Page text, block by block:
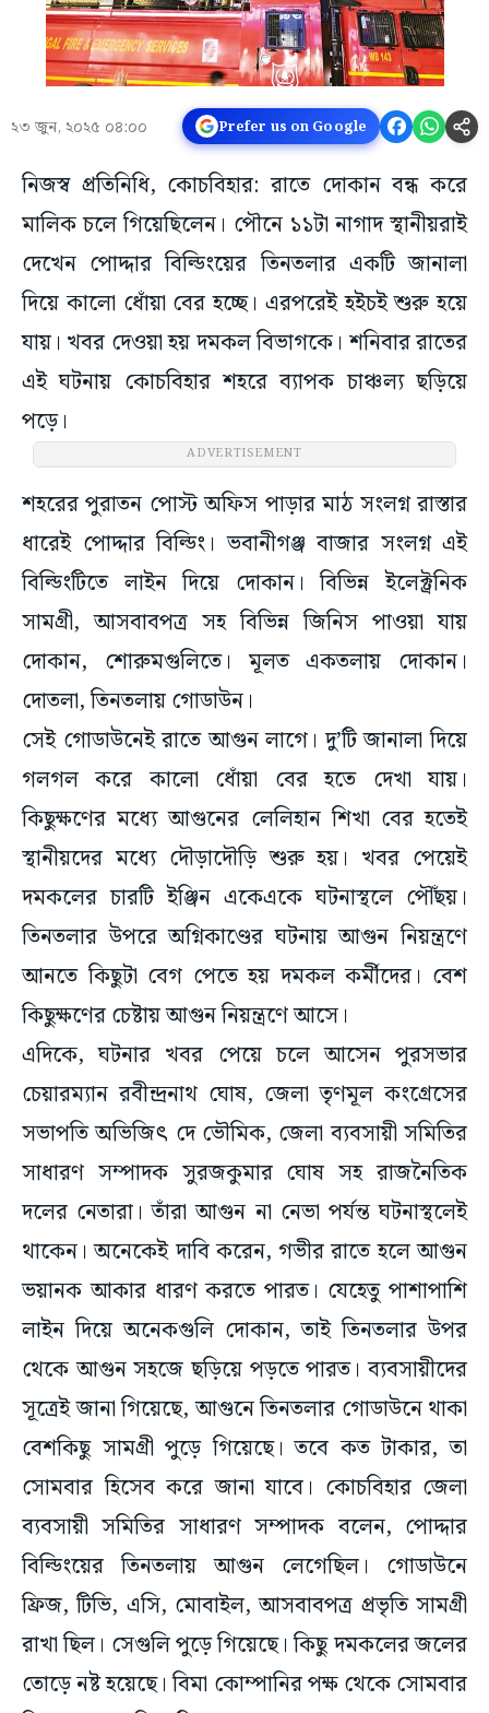
২৩ জুন, ২০২৫ ০৪:০০ Prefer us on Google
নিজস্ব প্রতিনিধি, কোচবিহার: রাতে দোকান বন্ধ করে
মালিক চলে গিয়েছিলেন। পৌনে ১১টা নাগাদ স্থানীয়রাই
দেখেন পোদ্দার বিল্ডিংয়ের তিনতলার একটি জানালা
দিয়ে কালো ধোঁয়া বের হচ্ছে। এরপরেই হইচই শুরু হয়ে
যায়। খবর দেওয়া হয় দমকল বিভাগকে। শনিবার রাতের
এই ঘটনায় কোচবিহার শহরে ব্যাপক চাঞ্চল্য ছড়িয়ে
পড়ে।
ADVERTISEMENT
শহরের পুরাতন পোস্ট অফিস পাড়ার মাঠ সংলগ্ন রাস্তার
ধারেই পোদ্দার বিল্ডিং। ভবানীগঞ্জ বাজার সংলগ্ন এই
বিল্ডিংটিতে লাইন দিয়ে দোকান। বিভিন্ন ইলেক্ট্রনিক
সামগ্রী, আসবাবপত্র সহ বিভিন্ন জিনিস পাওয়া যায়
দোকান, শোরুমগুলিতে। মূলত একতলায় দোকান।
দোতলা, তিনতলায় গোডাউন।
সেই গোডাউনেই রাতে আগুন লাগে। দু’টি জানালা দিয়ে
গলগল করে কালো ধোঁয়া বের হতে দেখা যায়।
কিছুক্ষণের মধ্যে আগুনের লেলিহান শিখা বের হতেই
স্থানীয়দের মধ্যে দৌড়াদৌড়ি শুরু হয়। খবর পেয়েই
দমকলের চারটি ইঞ্জিন একেএকে ঘটনাস্থলে পৌঁছয়।
তিনতলার উপরে অগ্নিকাণ্ডের ঘটনায় আগুন নিয়ন্ত্রণে
আনতে কিছুটা বেগ পেতে হয় দমকল কর্মীদের। বেশ
কিছুক্ষণের চেষ্টায় আগুন নিয়ন্ত্রণে আসে।
এদিকে, ঘটনার খবর পেয়ে চলে আসেন পুরসভার
চেয়ারম্যান রবীন্দ্রনাথ ঘোষ, জেলা তৃণমূল কংগ্রেসের
সভাপতি অভিজিৎ দে ভৌমিক, জেলা ব্যবসায়ী সমিতির
সাধারণ সম্পাদক সুরজকুমার ঘোষ সহ রাজনৈতিক
দলের নেতারা। তাঁরা আগুন না নেভা পর্যন্ত ঘটনাস্থলেই
থাকেন। অনেকেই দাবি করেন, গভীর রাতে হলে আগুন
ভয়ানক আকার ধারণ করতে পারত। যেহেতু পাশাপাশি
লাইন দিয়ে অনেকগুলি দোকান, তাই তিনতলার উপর
থেকে আগুন সহজে ছড়িয়ে পড়তে পারত। ব্যবসায়ীদের
সূত্রেই জানা গিয়েছে, আগুনে তিনতলার গোডাউনে থাকা
বেশকিছু সামগ্রী পুড়ে গিয়েছে। তবে কত টাকার, তা
সোমবার হিসেব করে জানা যাবে। কোচবিহার জেলা
ব্যবসায়ী সমিতির সাধারণ সম্পাদক বলেন, পোদ্দার
বিল্ডিংয়ের তিনতলায় আগুন লেগেছিল। গোডাউনে
ফ্রিজ, টিভি, এসি, মোবাইল, আসবাবপত্র প্রভৃতি সামগ্রী
রাখা ছিল। সেগুলি পুড়ে গিয়েছে। কিছু দমকলের জলের
তোড়ে নষ্ট হয়েছে। বিমা কোম্পানির পক্ষ থেকে সোমবার